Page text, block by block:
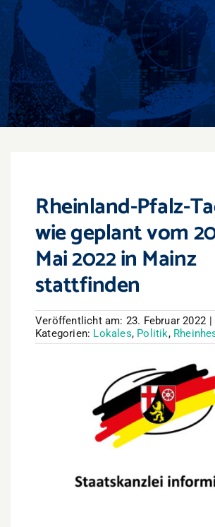
Events
Überregional
Jobs
Newsletter
Rheinland-Pfalz-
wie geplant vom
Mai 2022 in Mainz
stattfinden
Veröffentlicht am: 23. Februar 2022 |
Kategorien: Lokales, Politik,